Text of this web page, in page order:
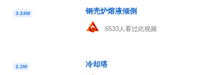
3.24M 钢壳炉熔液倾倒
6533人看过此视频
2.2M 冷却塔